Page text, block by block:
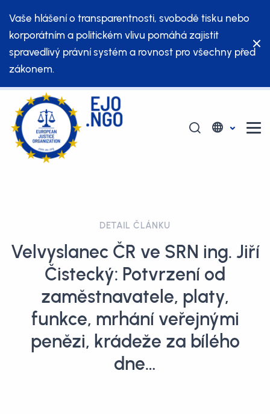
Vaše hlášení o transparentnosti, svobodě tisku nebo
korporátním a politickém vlivu pomáhá zajistit
spravedlivý právní systém a rovnost pro všechny před
zákonem.
DETAIL ČLÁNKU
Velvyslanec ČR ve SRN ing. Jiří
Čistecký: Potvrzení od
zaměstnavatele, platy,
funkce, mrhání veřejnými
penězi, krádeže za bílého
dne…